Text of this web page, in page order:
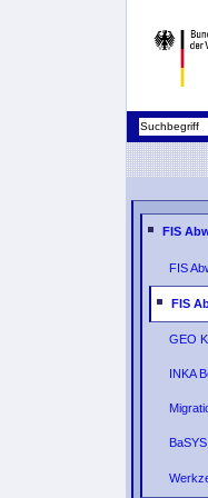
FIS
FIS
FIS
GEO
INKA
BaSYS